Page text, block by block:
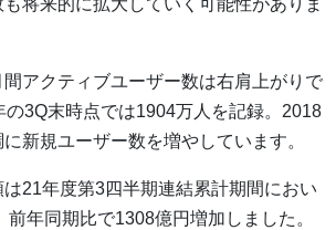
将来的に拡大していく可能性がありま
アクティブユーザー数は右肩上がりで
の3Q末時点では1904万人を記録。2018
新規ユーザー数を増やしています。
は21年度第3四半期連結累計期間におい
年同期比で1308億円増加しました。